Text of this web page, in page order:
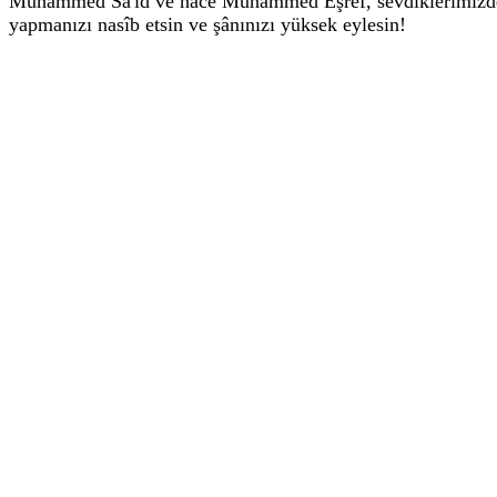
yapmanızı nasîb etsin ve şânınızı yüksek eylesin!